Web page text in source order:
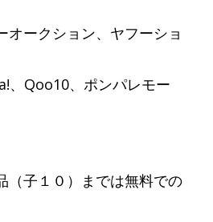
オークション、ヤフーショ
、Qoo10、ポンパレモー
（子１０）までは無料での